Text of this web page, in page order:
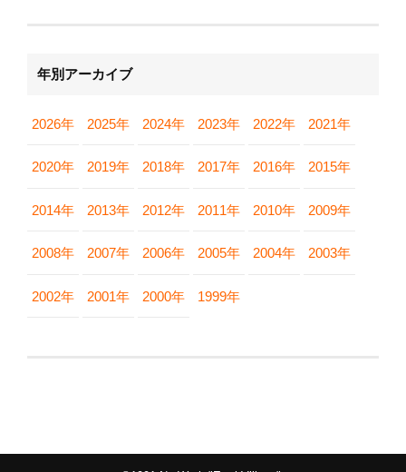
年別アーカイブ
2026年 2025年 2024年 2023年 2022年 2021年
2020年 2019年 2018年 2017年 2016年 2015年
2014年 2013年 2012年 2011年 2010年 2009年
2008年 2007年 2006年 2005年 2004年 2003年
2002年 2001年 2000年 1999年